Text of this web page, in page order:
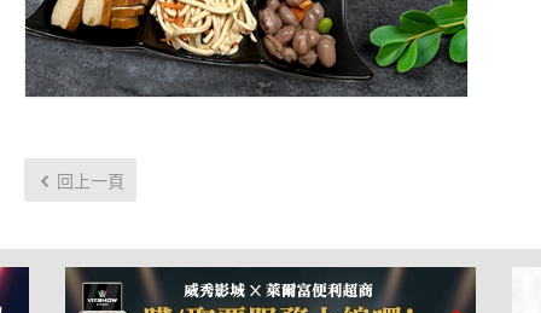
回上一頁